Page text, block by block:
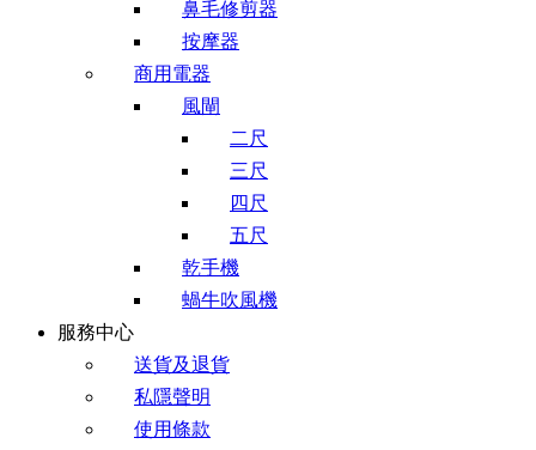
鼻毛修剪器
按摩器
商用電器
風閘
二尺
三尺
四尺
五尺
乾手機
蝸牛吹風機
服務中心
送貨及退貨
私隱聲明
使用條款